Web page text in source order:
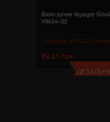
Модель:
Віяло ручне Voyager
V8654-02
82.25 грн